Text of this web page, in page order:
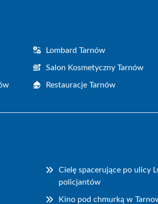
Lombard Tarnów
Salon Kosmetyczny Tarnów
Restauracje Tarnów
Cielę spacerujące po ulicy
policjantów
Kino pod chmurką w